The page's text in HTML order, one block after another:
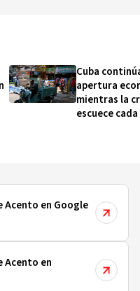
Cuba
apertura
mientras la
escuece
Acento en Google
Acento en